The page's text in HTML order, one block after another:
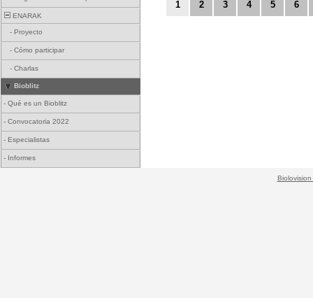
ENARAK
- Proyecto
- Cómo participar
- Charlas
Bioblitz
- Qué es un Bioblitz
- Convocatoria 2022
- Especialistas
- Informes
1 2 3 4 5 6
Biolovision